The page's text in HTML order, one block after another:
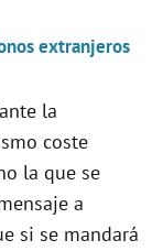
extranjeros
la
coste
la que se
a
si se mandará